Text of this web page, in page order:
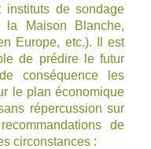
instituts de sondage
Maison Blanche,
Europe, etc.). Il est
de prédire le futur
conséquence les
le plan économique
répercussion sur
de
circonstances :